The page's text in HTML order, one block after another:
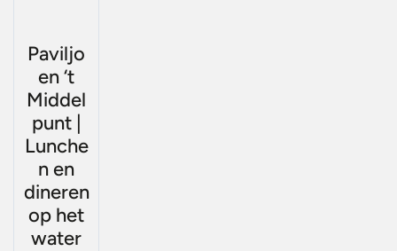
Paviljo
en ‘t
Middel
punt |
Lunche
n en
dineren
op het
water